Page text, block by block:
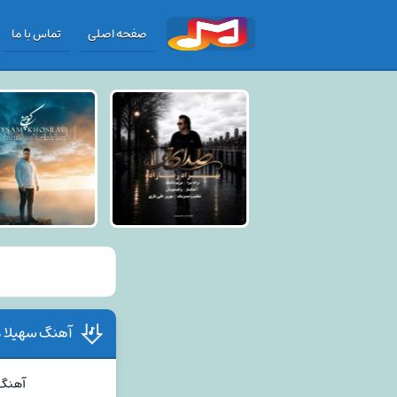
صفحه اصلی تماس با ما
آهنگ سهیلا